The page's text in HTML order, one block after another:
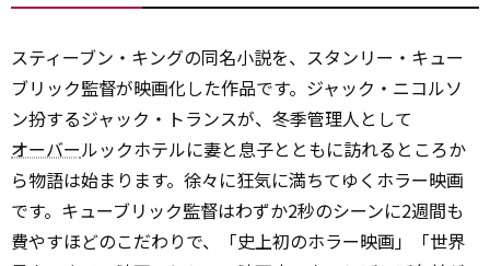
スティーブン・キングの同名小説を、スタンリー・キュー
ブリック監督が映画化した作品です。ジャック・ニコルソ
ン扮するジャック・トランスが、冬季管理人として
オーバールックホテルに妻と息子とともに訪れるところか
ら物語は始まります。徐々に狂気に満ちてゆくホラー映画
です。キューブリック監督はわずか2秒のシーンに2週間も
費やすほどのこだわりで、「史上初のホラー映画」「世界